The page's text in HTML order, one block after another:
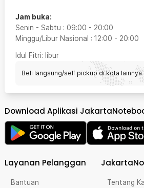
Jam buka:
Senin - Sabtu : 09:00 - 20:00
Minggu/Libur Nasional : 12:00 - 20:00
Idul Fitri: libur
Beli langsung/self pickup di kota lainnya
Download Aplikasi
Layanan Pelanggan
Bantuan Tentang